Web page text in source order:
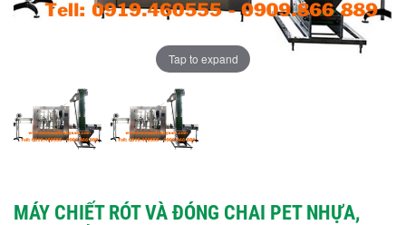
Tap to expand
MÁY CHIẾT RÓT VÀ ĐÓNG CHAI PET NHỰA,